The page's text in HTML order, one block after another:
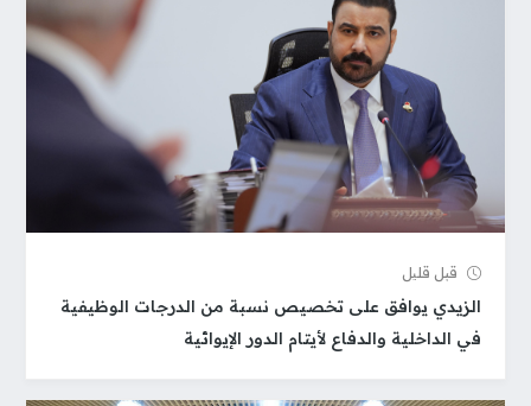
قبل قلیل
الزيدي يوافق على تخصيص نسبة من الدرجات الوظيفية
في الداخلية والدفاع لأيتام الدور الإيوائية